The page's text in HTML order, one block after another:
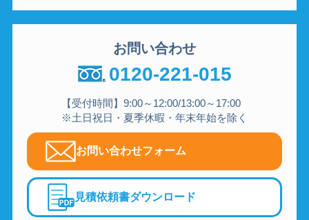
お問い合わせ
0120-221-015
【受付時間】9:00～12:00/13:00～17:00
※土日祝日・夏季休暇・年末年始を除く
お問い合わせフォーム
見積依頼書ダウンロード